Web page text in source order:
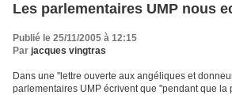
Les parlementaires UMP nous
Publié le 25/11/2005 à 12:15
Par jacques vingtras
Dans une "lettre ouverte aux angéliques et
parlementaires UMP écrivent que "pendant que la